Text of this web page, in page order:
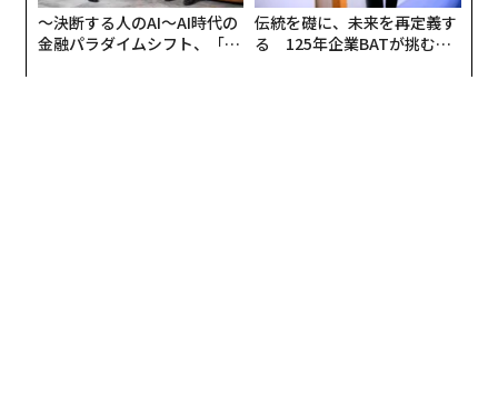
〜決断する人のAI〜AI時代の
金融パラダイムシフト、「超
伝統を礎に、未来を再定義す
る 125年企業BATが挑むス